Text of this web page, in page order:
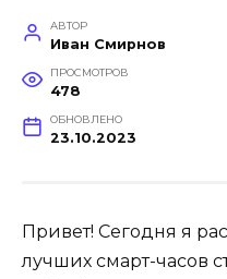
АВТОР
Иван Смирнов
ПРОСМОТРОВ
478
ОБНОВЛЕНО
23.10.2023
Привет! Сегодня я
лучших смарт-часов